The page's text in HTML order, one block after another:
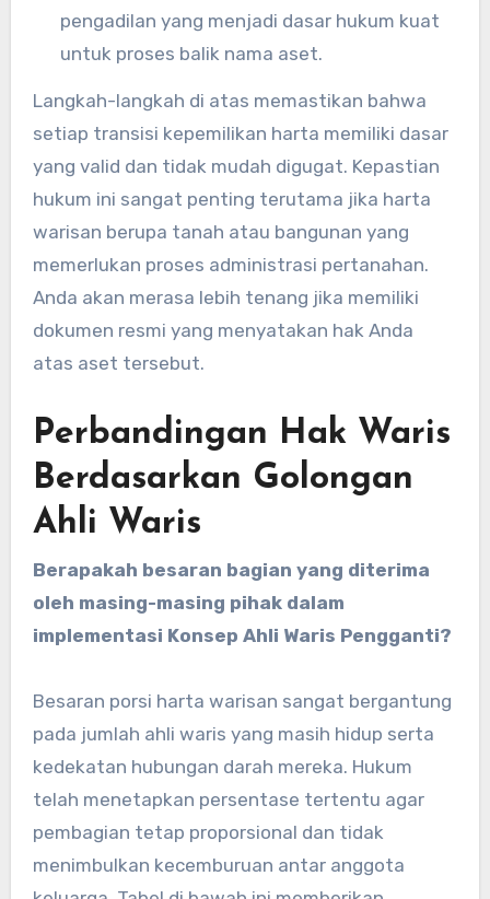
pengadilan yang menjadi dasar hukum kuat
untuk proses balik nama aset.
Langkah-langkah di atas memastikan bahwa
setiap transisi kepemilikan harta memiliki dasar
yang valid dan tidak mudah digugat. Kepastian
hukum ini sangat penting terutama jika harta
warisan berupa tanah atau bangunan yang
memerlukan proses administrasi pertanahan.
Anda akan merasa lebih tenang jika memiliki
dokumen resmi yang menyatakan hak Anda
atas aset tersebut.
Perbandingan Hak Waris
Berdasarkan Golongan
Ahli Waris
Berapakah besaran bagian yang diterima
oleh masing-masing pihak dalam
implementasi Konsep Ahli Waris Pengganti?
Besaran porsi harta warisan sangat bergantung
pada jumlah ahli waris yang masih hidup serta
kedekatan hubungan darah mereka. Hukum
telah menetapkan persentase tertentu agar
pembagian tetap proporsional dan tidak
menimbulkan kecemburuan antar anggota